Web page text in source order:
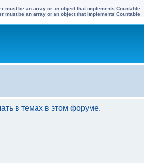
must be an array or an object that implements Countable
must be an array or an object that implements Countable
в темах в этом форуме.